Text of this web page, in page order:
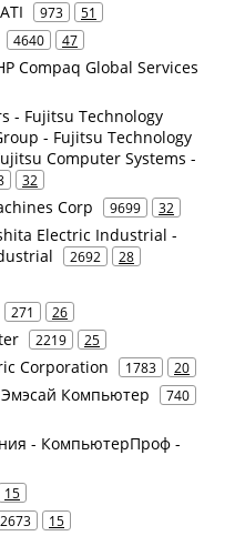
973 51
4640 47
Compaq Global Services
- Fujitsu Technology
- Fujitsu Technology
Computer Systems -
32
Corp 9699 32
Electric Industrial -
2692 28
271 26
2219 25
Corporation 1783 20
Компьютер
740
- КомпьютерПроф -
15
2673 15